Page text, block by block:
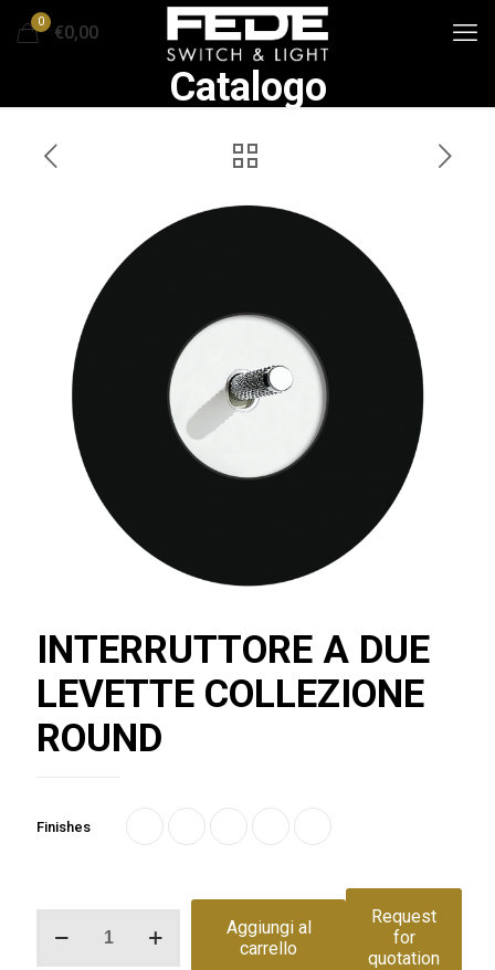
0
€0,00
Catalogo
INTERRUTTORE A DUE
LEVETTE COLLEZIONE
ROUND
Finishes
Aggiungi al
carrello
Request
for
quotation